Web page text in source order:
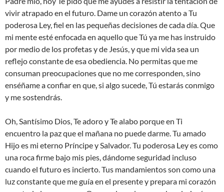
vivir atrapado en el futuro. Dame un corazón atento a Tu
poderosa Ley, fiel en las pequeñas decisiones de cada día. Que
mi mente esté enfocada en aquello que Tú ya me has instruido
por medio de los profetas y de Jesús, y que mi vida sea un
reflejo constante de esa obediencia. No permitas que me
consuman preocupaciones que no me corresponden, sino
enséñame a confiar en que, si algo sucede, Tú estarás conmigo
y me sostendrás.
Oh, Santísimo Dios, Te adoro y Te alabo porque en Ti
encuentro la paz que el mañana no puede darme. Tu amado
Hijo es mi eterno Príncipe y Salvador. Tu poderosa Ley es como
una roca firme bajo mis pies, dándome seguridad incluso
cuando el futuro es incierto. Tus mandamientos son como una
luz constante que me guía en el presente y prepara mi corazón